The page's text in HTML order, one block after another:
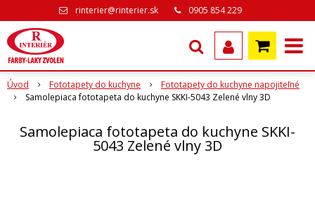
rinterier@rinterier.sk 0905 854 229
Úvod Fototapety do kuchyne
Fototapety do kuchyne napojiteľné
Samolepiaca fototapeta do kuchyne SKKI-5043 Zelené vlny 3D
Samolepiaca fototapeta do kuchyne SKKI-
5043 Zelené vlny 3D